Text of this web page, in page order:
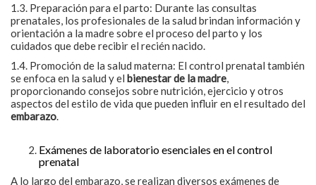
1.3. Preparación para el parto: Durante las consultas
prenatales, los profesionales de la salud brindan información y
orientación a la madre sobre el proceso del parto y los
cuidados que debe recibir el recién nacido.
1.4. Promoción de la salud materna: El control prenatal también
se enfoca en la salud y el bienestar de la madre,
proporcionando consejos sobre nutrición, ejercicio y otros
aspectos del estilo de vida que pueden influir en el resultado del
embarazo.
Exámenes de laboratorio esenciales en el control
prenatal
A lo largo del embarazo, se realizan diversos exámenes de